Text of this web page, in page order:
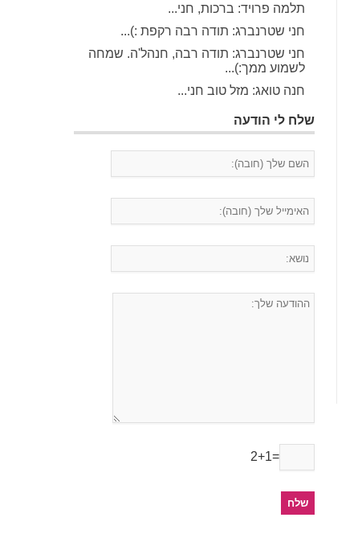
תלמה פרויד: ברכות, חני...
חני שטרנברג: תודה רבה רקפת :)...
חני שטרנברג: תודה רבה, חנהל'ה. שמחה
לשמוע ממך:)...
חנה טואג: מזל טוב חני...
שלח לי הודעה
2+1=